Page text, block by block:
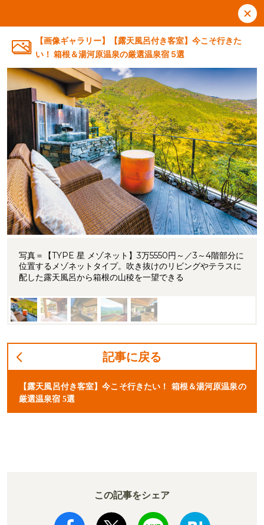
【画像ギャラリー】【露天風呂付き客室】今こそ行きた
い！ 箱根＆湯河原温泉の厳選温泉宿 5選
写真＝【TYPE 星 メゾネット】3万5550円～／3～4階部分に
位置するメゾネットタイプ。吹き抜けのリビングやテラスに
配した露天風呂から箱根の山稜を一望できる
記事に戻る
【露天風呂付き客室】今こそ行きたい！ 箱根＆湯河原温泉の
厳選温泉宿 5選
この記事をシェア